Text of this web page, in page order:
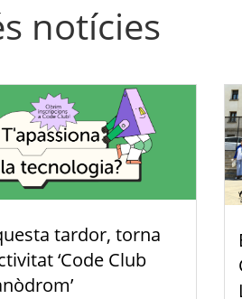
notícies
tardor, torna
‘Code Club